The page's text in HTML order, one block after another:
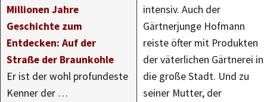
Millionen Jahre
Geschichte zum
Entdecken: Auf der
Straße der Braunkohle
Er ist der wohl profundeste
Kenner der …
intensiv. Auch der
Gärtnerjunge Hofmann
reiste öfter mit Produkten
der väterlichen Gärtnerei in
die große Stadt. Und zu
seiner Mutter, der